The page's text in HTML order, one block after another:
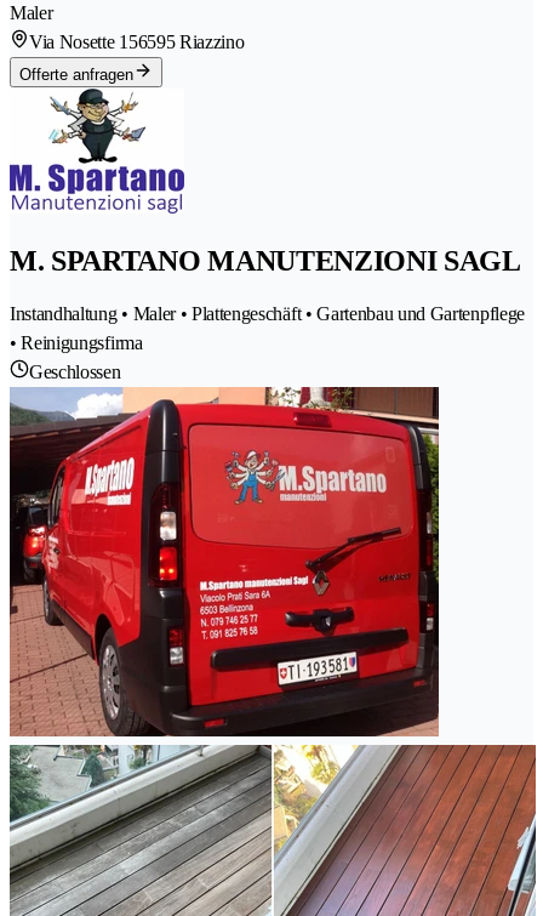
Maler
Via Nosette 156595 Riazzino
Offerte anfragen
M. SPARTANO MANUTENZIONI SAGL
Instandhaltung • Maler • Plattengeschäft • Gartenbau und Gartenpflege
• Reinigungsfirma
Geschlossen